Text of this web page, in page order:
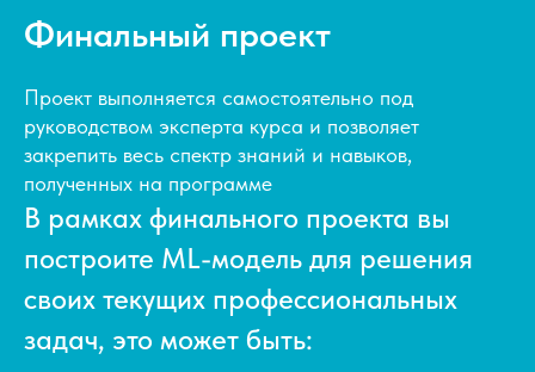
Финальный проект
Проект выполняется самостоятельно под
руководством эксперта курса и позволяет
закрепить весь спектр знаний и навыков,
полученных на программе
В рамках финального проекта вы
построите ML-модель для решения
своих текущих профессиональных
задач, это может быть: